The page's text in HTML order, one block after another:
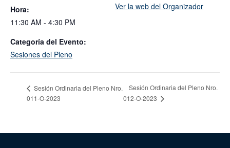
Hora:
11:30 AM - 4:30 PM
Categoría del Evento:
Sesiones del Pleno
Ver la web del Organizador
Sesión Ordinaria del Pleno Nro.
011-O-2023
Sesión Ordinaria del Pleno Nro.
012-O-2023